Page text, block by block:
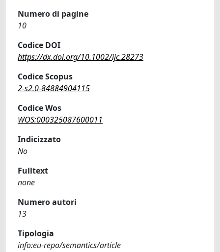
Numero di pagine
10
Codice DOI
https://dx.doi.org/10.1002/ijc.28273
Codice Scopus
2-s2.0-84884904115
Codice Wos
WOS:000325087600011
Indicizzato
No
Fulltext
none
Numero autori
13
Tipologia
info:eu-repo/semantics/article